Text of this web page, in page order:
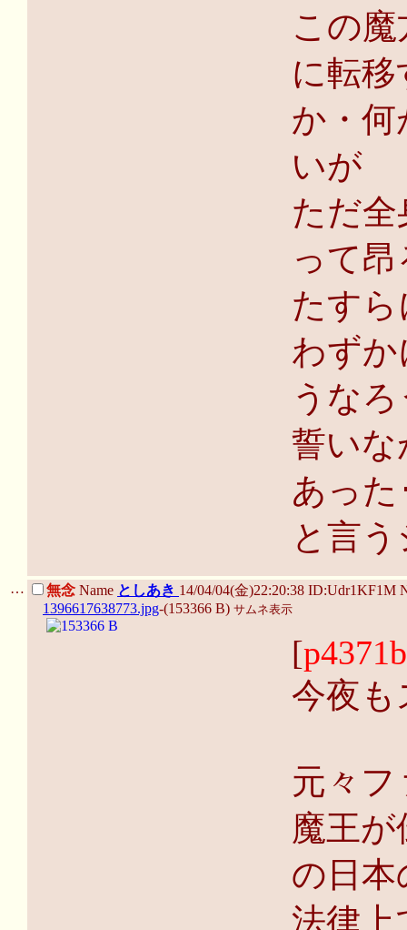
この
に転
か・
いが
ただ
って
たす
わずか
うな
誓いな
あった
と言
… 無念 Name としあき 14/04/04(金)22:20:38 ID:Udr1KF1M
1396617638773.jpg-(153366 B) サムネ表示
[
今夜も
元々
魔王
の日本
法律上